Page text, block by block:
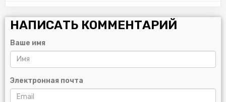
НАПИСАТЬ КОММЕНТАРИЙ
Ваше имя
Электронная почта